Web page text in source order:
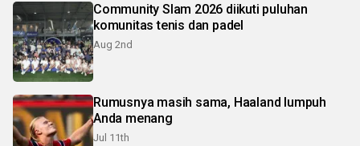
Community Slam 2026 diikuti puluhan
komunitas tenis dan padel
Aug 2nd
Rumusnya masih sama, Haaland lumpuh
Anda menang
Jul 11th